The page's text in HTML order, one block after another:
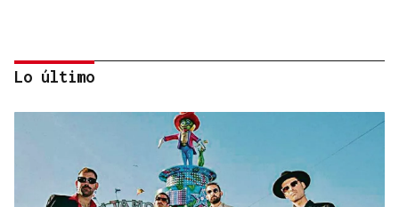
Lo último